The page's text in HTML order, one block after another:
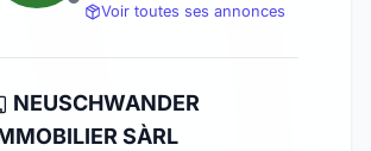
Voir toutes ses annonces
NEUSCHWANDER
SÀRL